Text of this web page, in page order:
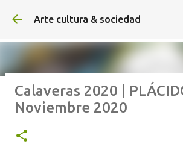
Ir al contenido principal
Arte cultura & sociedad
ALEXA DE HOYOS | El
GARZA | Agosto 2026
Calaveras 2020 |
Noviembre 2020